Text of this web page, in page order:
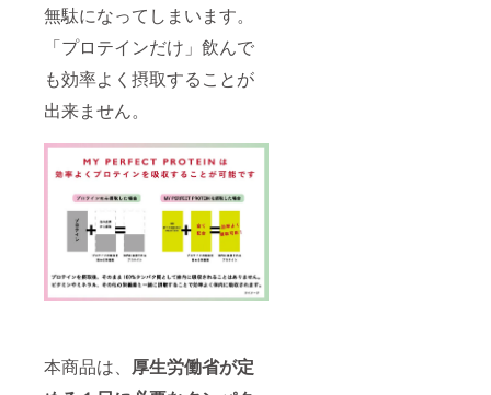
無駄になってしまいます。
「プロテインだけ」飲んで
も効率よく摂取することが
出来ません。
本商品は、 厚生労働省が定